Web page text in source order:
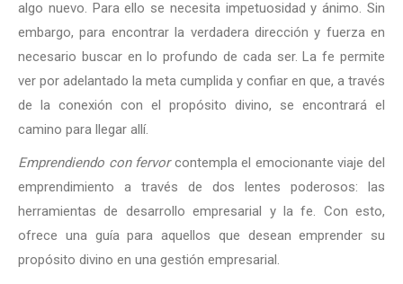
algo nuevo. Para ello se necesita impetuosidad y ánimo. Sin
embargo, para encontrar la verdadera dirección y fuerza en
necesario buscar en lo profundo de cada ser. La fe permite
ver por adelantado la meta cumplida y confiar en que, a través
de la conexión con el propósito divino, se encontrará el
camino para llegar allí.
Emprendiendo con fervorcontempla el emocionante viaje del
emprendimiento a través de dos lentes poderosos: las
herramientas de desarrollo empresarial y la fe. Con esto,
ofrece una guía para aquellos que desean emprender su
propósito divino en una gestión empresarial.